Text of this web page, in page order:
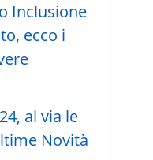
Inclusione
ecco i